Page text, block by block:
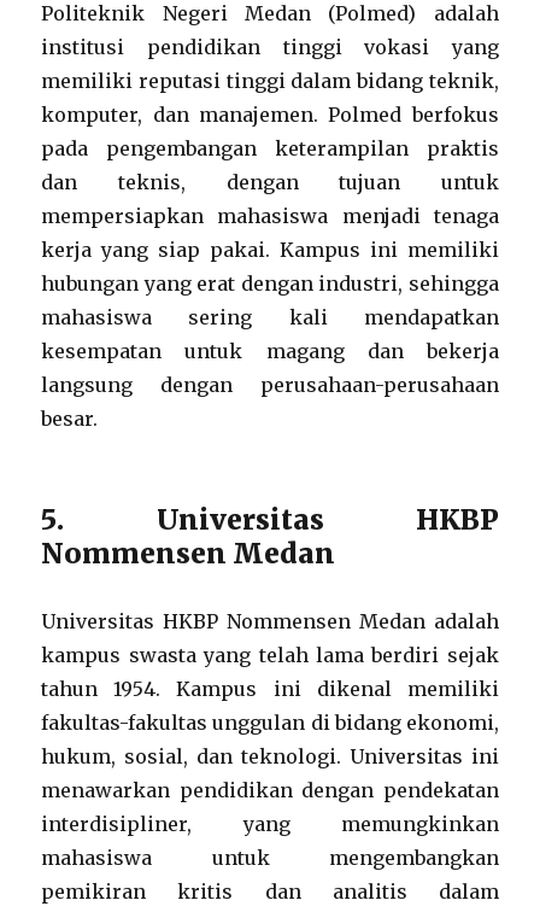
Politeknik Negeri Medan (Polmed) adalah
institusi pendidikan tinggi vokasi yang
memiliki reputasi tinggi dalam bidang teknik,
komputer, dan manajemen. Polmed berfokus
pada pengembangan keterampilan praktis
dan teknis, dengan tujuan untuk
mempersiapkan mahasiswa menjadi tenaga
kerja yang siap pakai. Kampus ini memiliki
hubungan yang erat dengan industri, sehingga
mahasiswa sering kali mendapatkan
kesempatan untuk magang dan bekerja
langsung dengan perusahaan-perusahaan
besar.
5. Universitas HKBP
Nommensen Medan
Universitas HKBP Nommensen Medan adalah
kampus swasta yang telah lama berdiri sejak
tahun 1954. Kampus ini dikenal memiliki
fakultas-fakultas unggulan di bidang ekonomi,
hukum, sosial, dan teknologi. Universitas ini
menawarkan pendidikan dengan pendekatan
interdisipliner, yang memungkinkan
mahasiswa untuk mengembangkan
pemikiran kritis dan analitis dalam